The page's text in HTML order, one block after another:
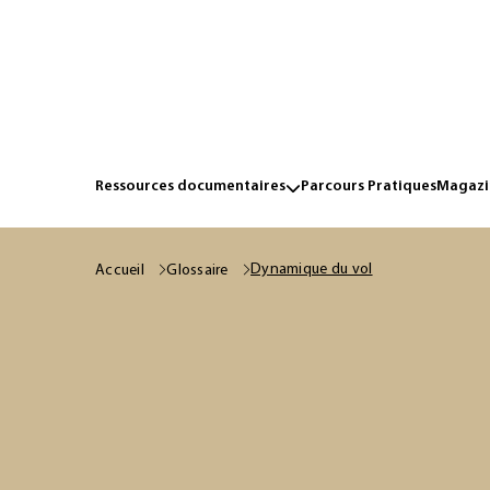
Ressources documentaires Parcours Pratiques
Accueil Glossaire Dynamique du vol